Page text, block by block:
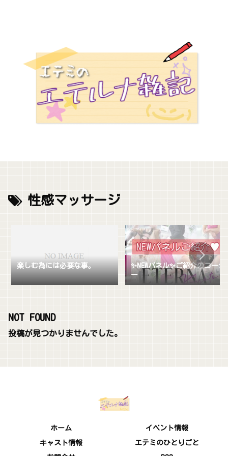
性感マッサージ
楽しむ為には必要な事。
✨️NEWパネル✨️ご紹介のコーナ
ー
NOT FOUND
投稿が見つかりませんでした。
ホーム イベント情報
キャスト情報 エテミのひとりごと